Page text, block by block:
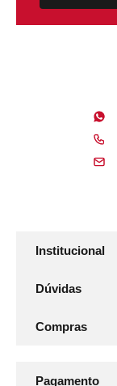
Institucional
Dúvidas
Compras
Pagamento